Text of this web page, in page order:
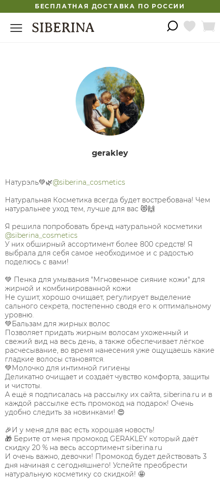
БЕСПЛАТНАЯ ДОСТАВКА ПО РОССИИ
gerakley
Натурэль💚🌿@siberina_cosmetics
Натуральная Косметика всегда будет востребована! Чем
натуральнее уход тем, лучше для вас 😻🙌
Я решила попробовать бренд натуральной косметики
@siberina_cosmetics
У них обширный ассортимент более 800 средств! Я
выбрала для себя самое необходимое и с радостью
поделюсь с вами!
💚 Пенка для умывания "Мгновенное сияние кожи" для
жирной и комбинированной кожи
Не сушит, хорошо очищает, регулирует выделение
сального секрета, постепенно сводя его к оптимальному
уровню.
💚Бальзам для жирных волос
Позволяет придать жирным волосам ухоженный и
свежий вид на весь день, а также обеспечивает лёгкое
расчесывание, во время нанесения уже ощущаешь какие
гладкие волосы становятся.
💚Молочко для интимной гигиены
Деликатно очищает и создаёт чувство комфорта, защиты
и чистоты.
А ещё я подписалась на рассылку их сайта, siberina.ru и в
каждой рассылке есть промокод на подарок! Очень
удобно следить за новинками! 😍
🎉И у меня для вас есть хорошая новость!
🎁 Берите от меня промокод GERAKLEY который даёт
скидку 20 % на весь ассортимент siberina.ru
И очень важно, девочки! Промокод будет действовать 3
дня начиная с сегодняшнего! Успейте преобрести
натуральную косметику со скидкой! 🤩